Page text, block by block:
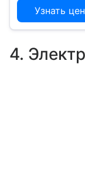
Узнать
4.